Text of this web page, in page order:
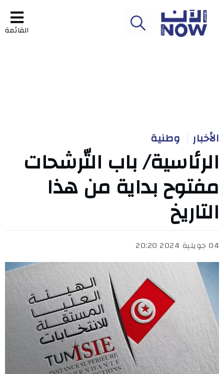
القائمة
الأخبار وطنية
الرئاسية/ باب التّرشحات
مفتوح بداية من هذا
التاريخ
04 جويلية 2024 20:20